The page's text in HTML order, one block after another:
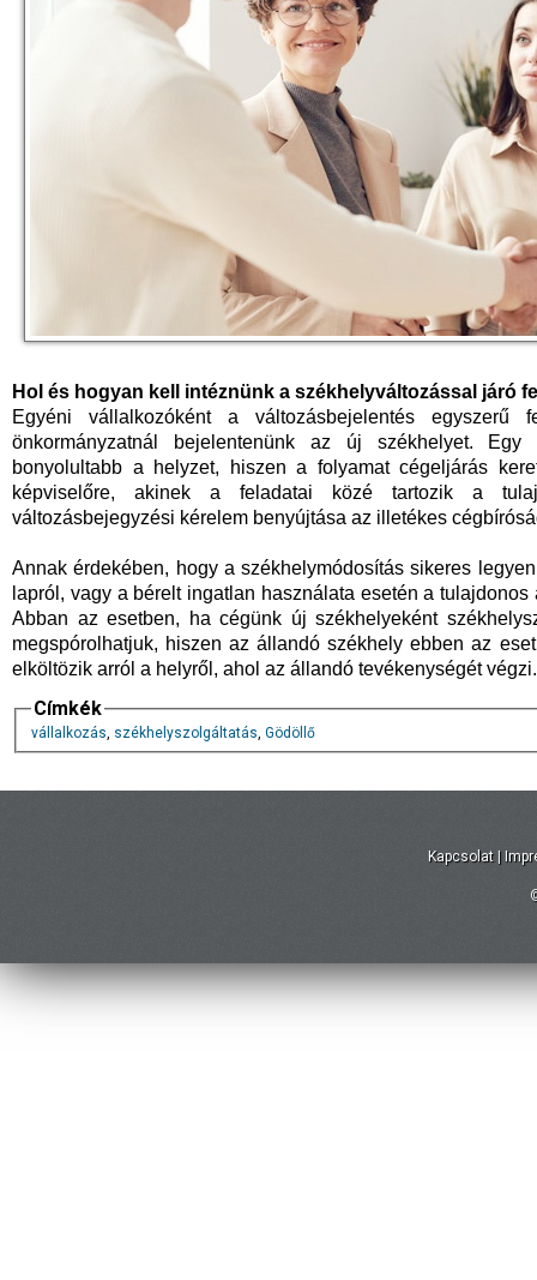
Hol és hogyan kell intéznünk a székhelyváltozással járó
Egyéni vállalkozóként a változásbejelentés
önkormányzatnál bejelentenünk az új székhelyet.
bonyolultabb a helyzet, hiszen a folyamat cégeljárás
képviselőre, akinek a feladatai közé tartozik a
változásbejegyzési kérelem benyújtása az illetékes
Annak érdekében, hogy a székhelymódosítás sikeres
lapról, vagy a bérelt ingatlan használata esetén a
Abban az esetben, ha cégünk új székhelyeként
megspórolhatjuk, hiszen az állandó székhely ebben az
elköltözik arról a helyről, ahol az állandó tevékenységét
Címkék
vállalkozás, székhelyszolgáltatás, Gödöllő
Kapcsolat |